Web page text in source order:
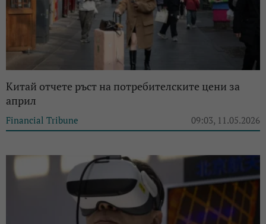
Китай отчете ръст на потребителските цени за
април
Financial Tribune 09:03, 11.05.2026